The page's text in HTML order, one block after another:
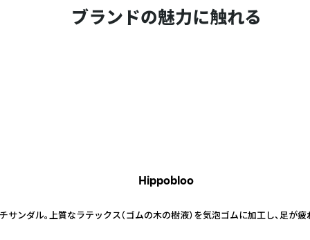
ブランドの魅力に触れる
Hippobloo
ンダル。上質なラテックス（ゴムの木の樹液）を気泡ゴムに加工し、足が